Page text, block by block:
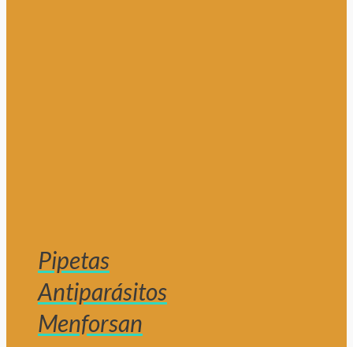
Pipetas
Antiparásitos
Menforsan